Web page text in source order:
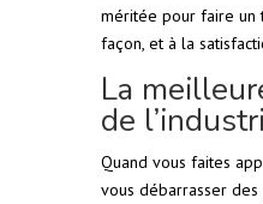
méritée pour faire un
façon, et à la
La
de
Quand vous faites
vous débarrasser des